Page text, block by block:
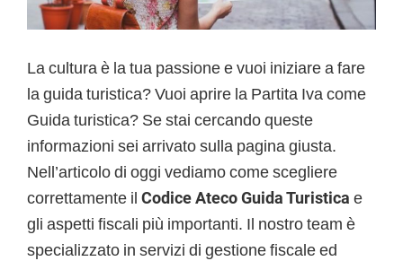
La cultura è la tua passione e vuoi iniziare a fare
la guida turistica? Vuoi aprire la Partita Iva come
Guida turistica? Se stai cercando queste
informazioni sei arrivato sulla pagina giusta.
Nell’articolo di oggi vediamo come scegliere
correttamente il Codice Ateco Guida Turistica e
gli aspetti fiscali più importanti. Il nostro team è
specializzato in servizi di gestione fiscale ed